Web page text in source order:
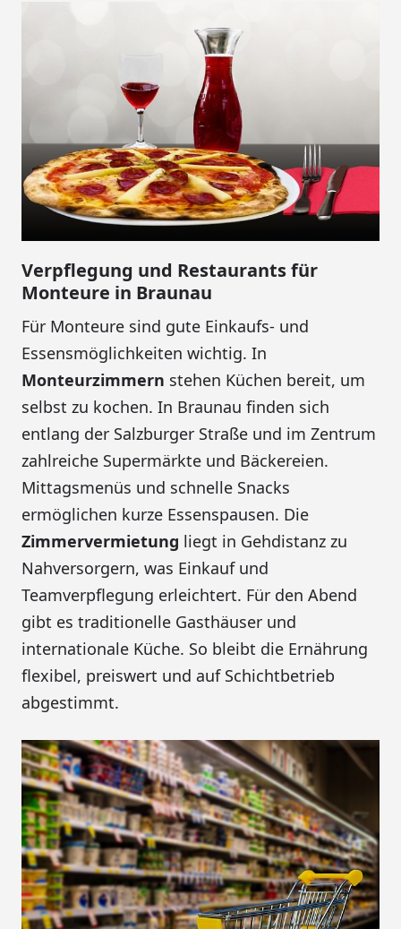
Verpflegung und Restaurants für
Monteure in Braunau
Für Monteure sind gute Einkaufs- und
Essensmöglichkeiten wichtig. In
Monteurzimmern stehen Küchen bereit, um
selbst zu kochen. In Braunau finden sich
entlang der Salzburger Straße und im Zentrum
zahlreiche Supermärkte und Bäckereien.
Mittagsmenüs und schnelle Snacks
ermöglichen kurze Essenspausen. Die
Zimmervermietung liegt in Gehdistanz zu
Nahversorgern, was Einkauf und
Teamverpflegung erleichtert. Für den Abend
gibt es traditionelle Gasthäuser und
internationale Küche. So bleibt die Ernährung
flexibel, preiswert und auf Schichtbetrieb
abgestimmt.